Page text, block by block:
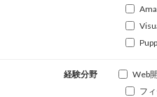
経験分野 Web
フ